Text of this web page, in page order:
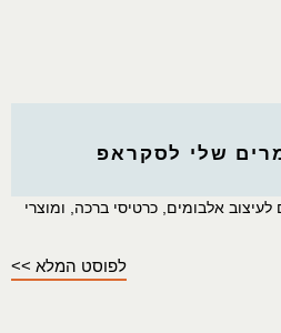
שלי לסקראפ
אלבומים, כרטיסי ברכה, ומוצרי
לפוסט המלא >>